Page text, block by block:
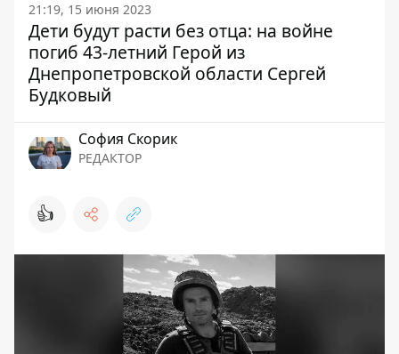
21:19, 15 июня 2023
Дети будут расти без отца: на войне
погиб 43-летний Герой из
Днепропетровской области Сергей
Будковый
София Скорик
РЕДАКТОР
👍